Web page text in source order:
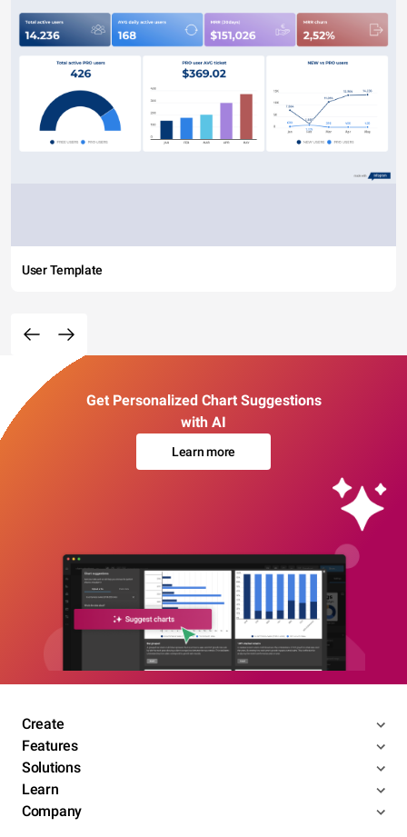
User Template
Get Personalized Chart Suggestions
with AI
Learn more
Create
Features
Solutions
Learn
Company